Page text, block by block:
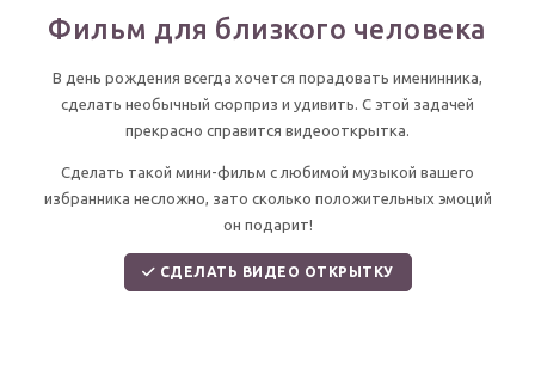
По именам
По годам
Фильм для близкого человека
В день рождения всегда хочется порадовать именинника,
сделать необычный сюрприз и удивить. С этой задачей
прекрасно справится видеооткрытка.
Сделать такой мини-фильм с любимой музыкой вашего
избранника несложно, зато сколько положительных эмоций
он подарит!
СДЕЛАТЬ ВИДЕО ОТКРЫТКУ